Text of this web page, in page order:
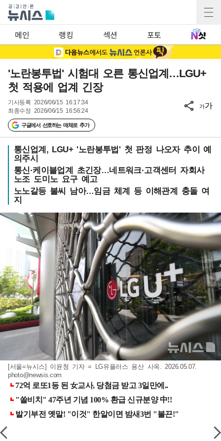
메인 랭킹 섹션 포토
'노란봉투법' 시험대 오른 통신업계…LGU+
첫 적용에 업계 긴장
기사등록 2026/06/15 16:17:34
최종수정 2026/06/15 16:56:24
구글에서 선호하는 매체로 추가
가가
통신업계, LGU+ '노란봉투법' 첫 판정 나오자 추이 예
의주시
통신·케이블업계 초긴장…네트워크·고객센터 자회사
노조 도미노 요구 예고
노노갈등 불씨 남아…임금 체계 등 이해관계 충돌 여
지
[서울=뉴시스] 이윤청 기자 = LG유플러스 용산 사옥. 2026.05.07.
photo@newsis.com